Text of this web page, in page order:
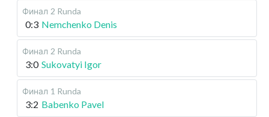
Финал 2 Runda
0:3 Nemchenko Denis
Финал 2 Runda
3:0 Sukovatyi Igor
Финал 1 Runda
3:2 Babenko Pavel